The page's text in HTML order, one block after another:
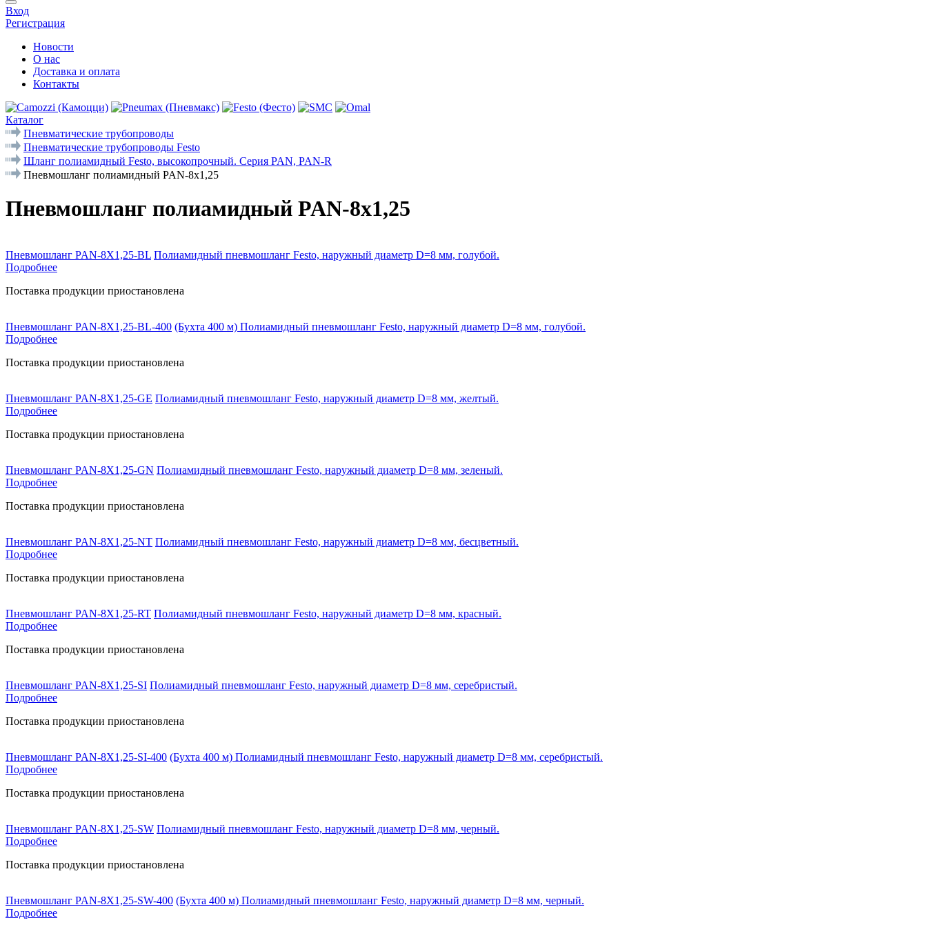
Вход
Регистрация
Новости
О нас
Доставка и оплата
Контакты
Каталог
Пневматические трубопроводы
Пневматические трубопроводы Festo
Шланг полиамидный Festo, высокопрочный. Серия PAN, PAN-R
Пневмошланг полиамидный PAN-8x1,25
Пневмошланг полиамидный PAN-8x1,25
Пневмошланг PAN-8X1,25-BL Полиамидный пневмошланг Festo, наружный диаметр D=8 мм, голубой.
Подробнее
Поставка продукции приостановлена
Пневмошланг PAN-8X1,25-BL-400 (Бухта 400 м) Полиамидный пневмошланг Festo, наружный диаметр D=8 мм, голубой.
Подробнее
Поставка продукции приостановлена
Пневмошланг PAN-8X1,25-GE Полиамидный пневмошланг Festo, наружный диаметр D=8 мм, желтый.
Подробнее
Поставка продукции приостановлена
Пневмошланг PAN-8X1,25-GN Полиамидный пневмошланг Festo, наружный диаметр D=8 мм, зеленый.
Подробнее
Поставка продукции приостановлена
Пневмошланг PAN-8X1,25-NT Полиамидный пневмошланг Festo, наружный диаметр D=8 мм, бесцветный.
Подробнее
Поставка продукции приостановлена
Пневмошланг PAN-8X1,25-RT Полиамидный пневмошланг Festo, наружный диаметр D=8 мм, красный.
Подробнее
Поставка продукции приостановлена
Пневмошланг PAN-8X1,25-SI Полиамидный пневмошланг Festo, наружный диаметр D=8 мм, серебристый.
Подробнее
Поставка продукции приостановлена
Пневмошланг PAN-8X1,25-SI-400 (Бухта 400 м) Полиамидный пневмошланг Festo, наружный диаметр D=8 мм, серебристый.
Подробнее
Поставка продукции приостановлена
Пневмошланг PAN-8X1,25-SW Полиамидный пневмошланг Festo, наружный диаметр D=8 мм, черный.
Подробнее
Поставка продукции приостановлена
Пневмошланг PAN-8X1,25-SW-400 (Бухта 400 м) Полиамидный пневмошланг Festo, наружный диаметр D=8 мм, черный.
Подробнее